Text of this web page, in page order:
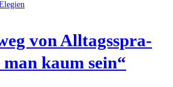
von All­tags­spra­
kaum sein“